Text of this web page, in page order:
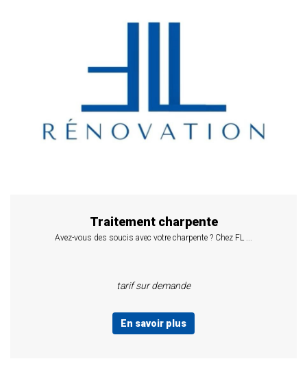
Traitement charpente
Avez-vous des soucis avec votre charpente ? Chez FL ...
tarif sur demande
En savoir plus